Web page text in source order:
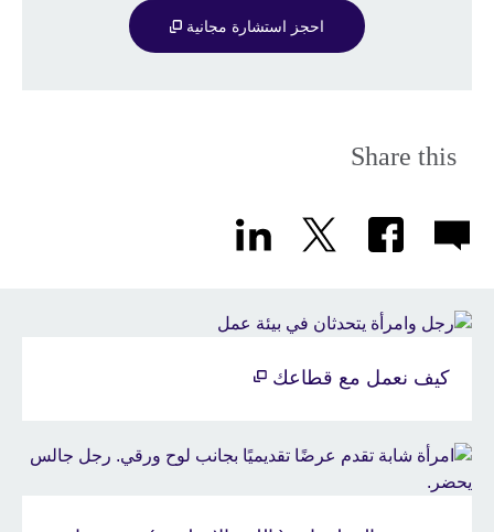
احجز استشارة مجانية
Share this
كيف نعمل مع قطاعك